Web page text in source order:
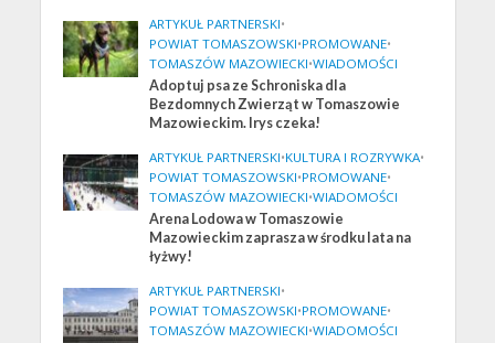
ARTYKUŁ PARTNERSKI•
POWIAT TOMASZOWSKI•PROMOWANE•
TOMASZÓW MAZOWIECKI•WIADOMOŚCI
Adoptuj psa ze Schroniska dla
Bezdomnych Zwierząt w Tomaszowie
Mazowieckim. Irys czeka!
ARTYKUŁ PARTNERSKI•KULTURA I ROZRYWKA•
POWIAT TOMASZOWSKI•PROMOWANE•
TOMASZÓW MAZOWIECKI•WIADOMOŚCI
Arena Lodowa w Tomaszowie
Mazowieckim zaprasza w środku lata na
łyżwy!
ARTYKUŁ PARTNERSKI•
POWIAT TOMASZOWSKI•PROMOWANE•
TOMASZÓW MAZOWIECKI•WIADOMOŚCI